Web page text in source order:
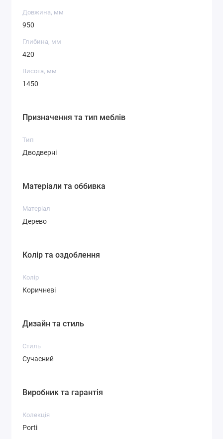
Довжина, мм
950
Глибина, мм
420
Висота, мм
1450
Призначення та тип меблів
Тип
Дводверні
Матеріали та оббивка
Матеріал
Дерево
Колір та оздоблення
Колір
Коричневі
Дизайн та стиль
Стиль
Сучасний
Виробник та гарантія
Колекція
Porti